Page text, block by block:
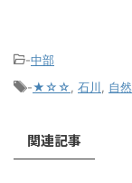
-中部
-★☆☆, 石川, 自然
関連記事